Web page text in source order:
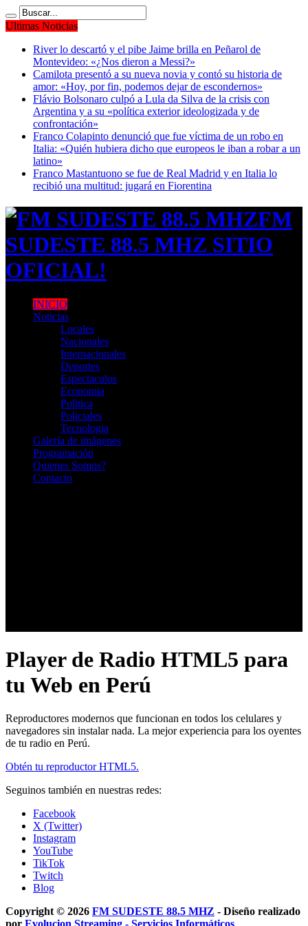
Ultimas Noticias
River lo descartó y el pibe Jaime brilla en Peñarol de
Montevideo: «¿Nos dieron a Messi?»
Camilota presentó a su nueva novia y contó su historia de
amor: «Hoy, por fin, podemos dejar de escondernos»
Flávio Bolsonaro culpó a Lula da Silva de la crisis con
Argentina y a su «política exterior ideologizada y de
confrontación»
Franco Colapinto denunció que fue víctima de un robo en
Italia: «Quién hubiera dicho que europeos le iban a robar a un
latino»
Franco Mastantuono se fue de Real Madrid y en Italia lo
recibió una multitud: jugará en Fiorentina
FM
SUDESTE 88.5 MHZ SITIO
OFICIAL!
INICIO
Noticias
Locales
Nacionales
Internacionales
Deportes
Espectaculos
Economia
Politica
Policiales
Tecnologia
Galería de imágenes
Programación
Quienes Somos?
Contacto
Player de Radio HTML5 para
tu Web en Perú
Reproductores modernos que funcionan en todos los celulares y
navegadores sin instalar nada. La mejor experiencia para los oyentes
de tu radio en Perú.
Obtén tu reproductor HTML5.
Seguinos también en nuestras redes:
Facebook
X (Twitter)
Instagram
YouTube
TikTok
Twitch
Blog
Copyright © 2026 FM SUDESTE 88.5 MHZ - Diseño realizado